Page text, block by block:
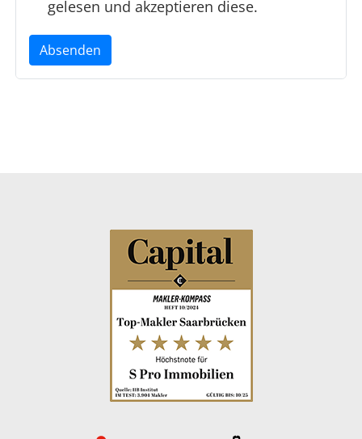
gelesen und akzeptieren diese.
Absenden